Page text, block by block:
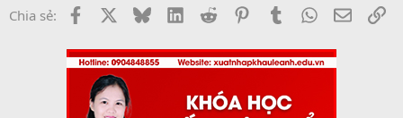
Chia sẻ: Facebook BlueskyLinkedInReddit PinterestTumblrWhatsApp
Email